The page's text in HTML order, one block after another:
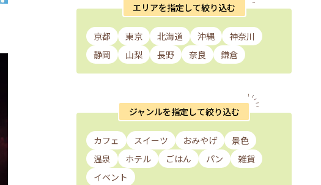
エリアを指定して絞り込む
京都 東京 北海道 沖縄
神奈川
静岡
山梨 長野 奈良 鎌倉
ジャンルを指定して絞り込む
カフェ スイーツ おみやげ
景色
温泉
ホテル ごはん パン
雑貨
イベント